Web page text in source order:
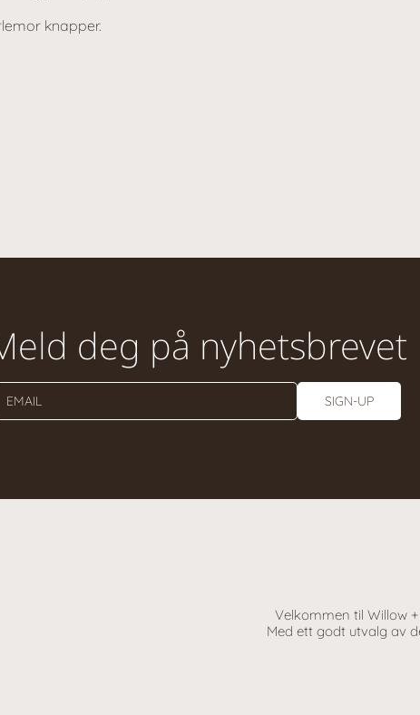
knapper.
deg på nyhetsbrevet
EMAIL SIGN-UP
Velkommen til Willow
Med ett godt utvalg av